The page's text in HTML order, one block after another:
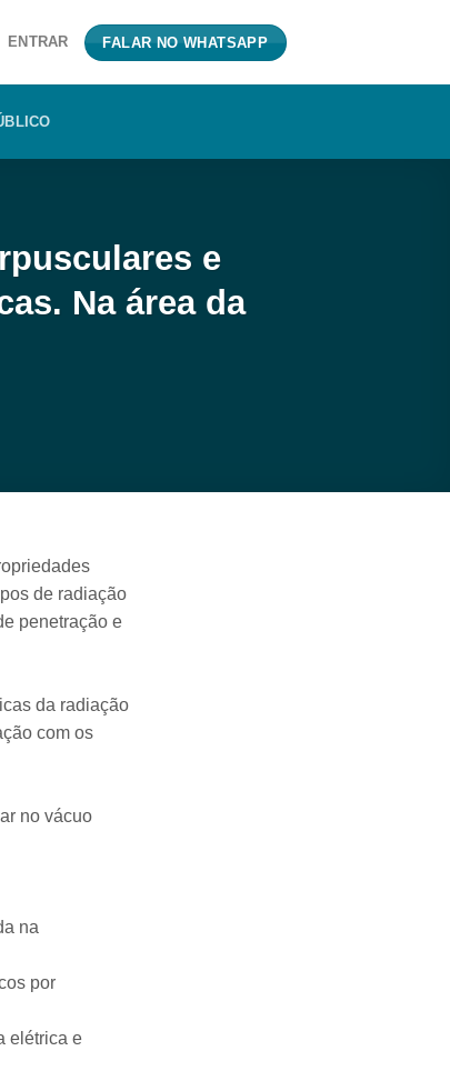
ENTRAR FALAR NO WHATSAPP
e
Na área da
de radiação
penetração e
da radiação
com os
no vácuo
na
por
elétrica e